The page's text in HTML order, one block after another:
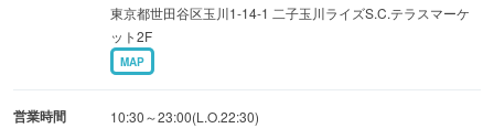
東京都世田谷区玉川1-14-1 二子玉川ライズS.C.テラスマーケ
ット2F
MAP
営業時間 10:30～23:00(L.O.22:30)